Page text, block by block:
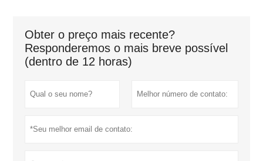
Obter o preço mais recente?
Responderemos o mais breve possível
(dentro de 12 horas)